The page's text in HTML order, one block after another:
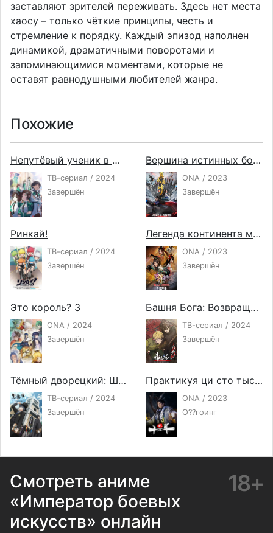
заставляют зрителей переживать. Здесь нет места
хаосу – только чёткие принципы, честь и
стремление к порядку. Каждый эпизод наполнен
динамикой, драматичными поворотами и
запоминающимися моментами, которые не
оставят равнодушными любителей жанра.
Похожие
Непутёвый ученик в школе магии 3
ТВ-сериал / 2024
Завершён
Вершина истинных боевых искусств 2
ONA / 2023
Завершён
Ринкай!
ТВ-сериал / 2024
Завершён
Легенда континента мечей 3
ONA / 2023
Завершён
Это король? 3
ONA / 2024
Завершён
Башня Бога: Возвращение принца
ТВ-сериал / 2024
Завершён
Тёмный дворецкий: Школа-интернат
ТВ-сериал / 2024
Завершён
Практикуя ци сто тысяч лет
ONA / 2023
О??гоинг
Смотреть аниме
«Император боевых
искусств» онлайн
18+